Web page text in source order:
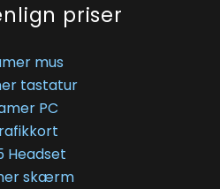
priser
mus
tastatur
PC
Headset
skærm